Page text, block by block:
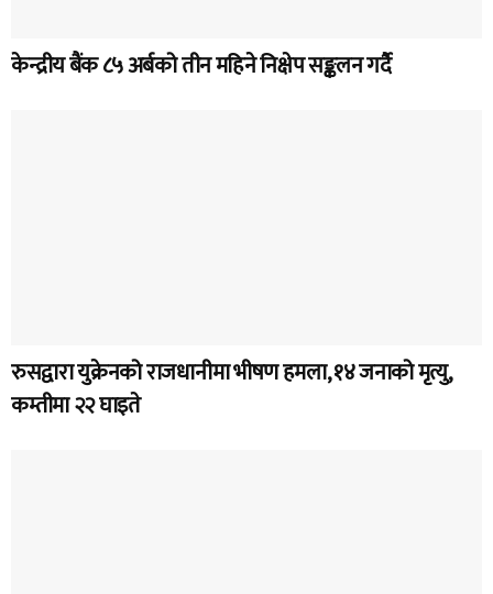
केन्द्रीय बैंक ८५ अर्बको तीन महिने निक्षेप सङ्कलन गर्दै
रुसद्वारा युक्रेनको राजधानीमा भीषण हमला, १४ जनाको मृत्यु,
कम्तीमा २२ घाइते